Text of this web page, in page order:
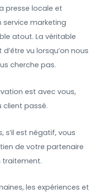
presse locale et
service marketing
atout. La véritable
d’être vu lorsqu’on nous
cherche pas.
est avec vous,
client passé.
s’il est négatif, vous
de votre partenaire
traitement.
les expériences et